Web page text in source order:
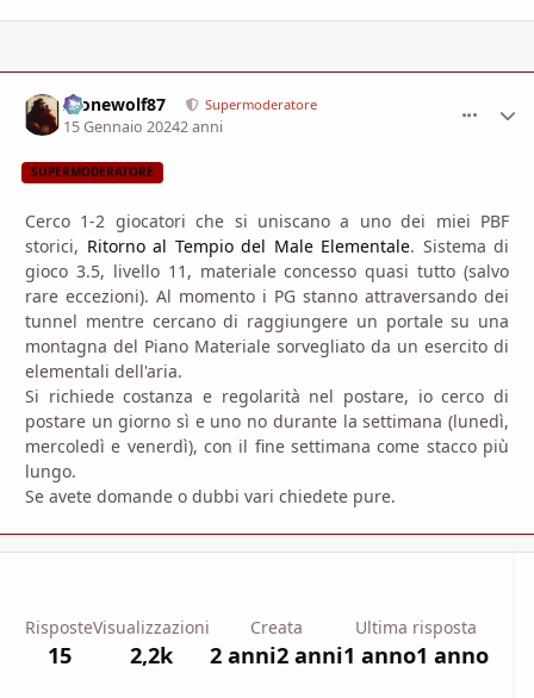
Alonewolf87 Supermoderatore
15 Gennaio 20242 anni
SUPERMODERATORE
Cerco 1-2 giocatori che si uniscano a uno dei miei PBF
storici, Ritorno al Tempio del Male Elementale. Sistema di
gioco 3.5, livello 11, materiale concesso quasi tutto (salvo
rare eccezioni). Al momento i PG stanno attraversando dei
tunnel mentre cercano di raggiungere un portale su una
montagna del Piano Materiale sorvegliato da un esercito di
elementali dell'aria.
Si richiede costanza e regolarità nel postare, io cerco di
postare un giorno sì e uno no durante la settimana (lunedì,
mercoledì e venerdì), con il fine settimana come stacco più
lungo.
Se avete domande o dubbi vari chiedete pure.
Risposte
15
Visualizzazioni
2,2k
Creata
2 anni2 anni
Ultima risposta
1 anno1 anno